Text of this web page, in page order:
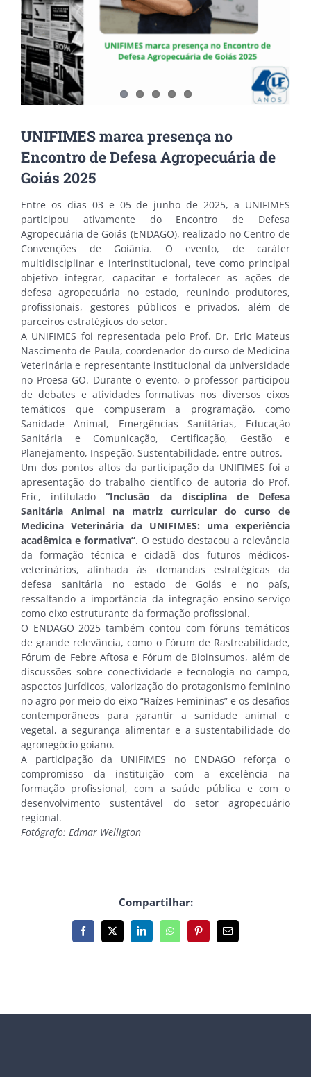
UNIFIMES marca presença no
Encontro de Defesa Agropecuária de
Goiás 2025
Entre os dias 03 e 05 de junho de 2025, a UNIFIMES
participou ativamente do Encontro de Defesa
Agropecuária de Goiás (ENDAGO), realizado no Centro de
Convenções de Goiânia. O evento, de caráter
multidisciplinar e interinstitucional, teve como principal
objetivo integrar, capacitar e fortalecer as ações de
defesa agropecuária no estado, reunindo produtores,
profissionais, gestores públicos e privados, além de
parceiros estratégicos do setor.
A UNIFIMES foi representada pelo Prof. Dr. Eric Mateus
Nascimento de Paula, coordenador do curso de Medicina
Veterinária e representante institucional da universidade
no Proesa-GO. Durante o evento, o professor participou
de debates e atividades formativas nos diversos eixos
temáticos que compuseram a programação, como
Sanidade Animal, Emergências Sanitárias, Educação
Sanitária e Comunicação, Certificação, Gestão e
Planejamento, Inspeção, Sustentabilidade, entre outros.
Um dos pontos altos da participação da UNIFIMES foi a
apresentação do trabalho científico de autoria do Prof.
Eric, intitulado“Inclusão da disciplina de Defesa
Sanitária Animal na matriz curricular do curso de
Medicina Veterinária da UNIFIMES: uma experiência
acadêmica e formativa”. O estudo destacou a relevância
da formação técnica e cidadã dos futuros médicos-
veterinários, alinhada às demandas estratégicas da
defesa sanitária no estado de Goiás e no país,
ressaltando a importância da integração ensino-serviço
como eixo estruturante da formação profissional.
O ENDAGO 2025 também contou com fóruns temáticos
de grande relevância, como o Fórum de Rastreabilidade,
Fórum de Febre Aftosa e Fórum de Bioinsumos, além de
discussões sobre conectividade e tecnologia no campo,
aspectos jurídicos, valorização do protagonismo feminino
no agro por meio do eixo “Raízes Femininas” e os desafios
contemporâneos para garantir a sanidade animal e
vegetal, a segurança alimentar e a sustentabilidade do
agronegócio goiano.
A participação da UNIFIMES no ENDAGO reforça o
compromisso da instituição com a excelência na
formação profissional, com a saúde pública e com o
desenvolvimento sustentável do setor agropecuário
regional.
Fotógrafo: Edmar Welligton
Compartilhar:
Facebook
X LinkedInWhatsAppPinterest
E-
mail